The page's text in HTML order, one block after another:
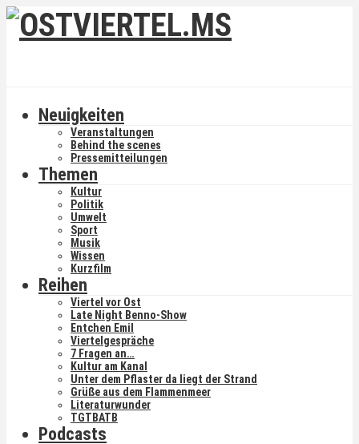
Neuigkeiten
Veranstaltungen
Behind the scenes
Pressemitteilungen
Themen
Kultur
Politik
Umwelt
Sport
Musik
Wissen
Kurzfilm
Reihen
Viertel vor Ost
Late Night Benno-Show
Entchen Emil
Viertelgespräche
7 Fragen an…
Kultur am Kanal
Unter dem Pflaster da liegt der Strand
Grüße aus dem Flammenmeer
Literaturwunder
TGTBATB
Podcasts